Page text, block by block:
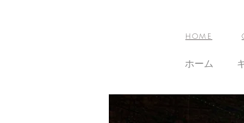
HOME
ホーム